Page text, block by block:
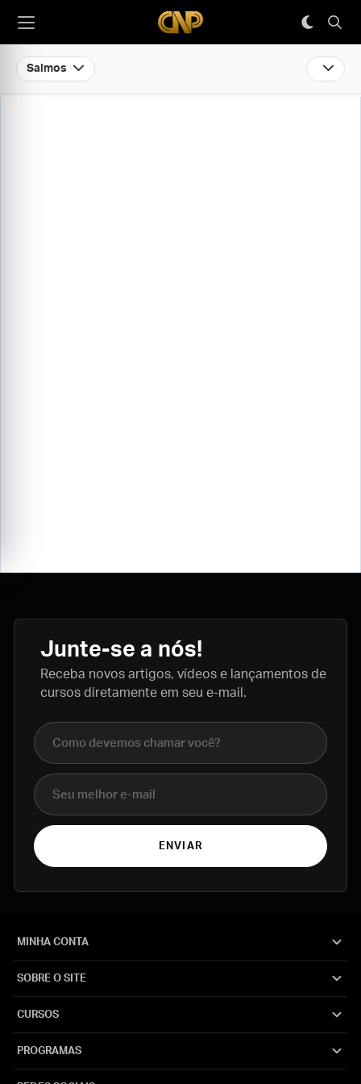
Salmos
Junte-se a nós!
Receba novos artigos, vídeos e lançamentos de
cursos diretamente em seu e-mail.
Nome completo
E-mail
ENVIAR
MINHA CONTA
SOBRE O SITE
CURSOS
PROGRAMAS